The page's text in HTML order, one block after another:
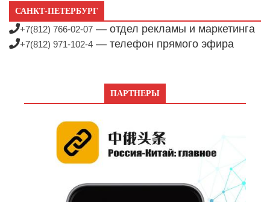
САНКТ-ПЕТЕРБУРГ
+7(812) 766-02-07 — отдел рекламы и маркетинга
+7(812) 971-102-4 — телефон прямого эфира
ПАРТНЕРЫ